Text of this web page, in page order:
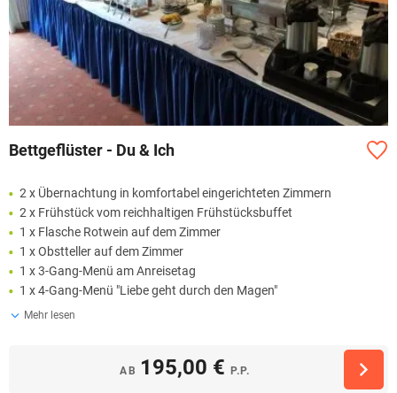
Bettgeflüster - Du & Ich
2 x Übernachtung in komfortabel eingerichteten Zimmern
2 x Frühstück vom reichhaltigen Frühstücksbuffet
1 x Flasche Rotwein auf dem Zimmer
1 x Obstteller auf dem Zimmer
1 x 3-Gang-Menü am Anreisetag
1 x 4-Gang-Menü "Liebe geht durch den Magen"
Mehr lesen
AB 195,00 € P.P.